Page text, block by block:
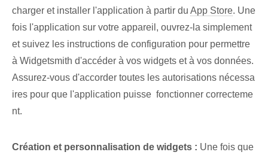
charger et installer l'application à partir du App Store. Une
fois l'application sur votre appareil, ouvrez-la simplement
et suivez les instructions de configuration pour permettre
à Widgetsmith d'accéder à vos widgets et à vos données.
Assurez-vous d'accorder toutes les autorisations nécessa
ires pour que l'application puisse ⁢ fonctionner‍ correcteme
nt.
Création et personnalisation de widgets : Une fois que